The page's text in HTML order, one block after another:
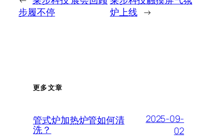
步履不停
炉上线 →
更多文章
管式炉加热炉管如何清
洗？
2025-09-
02